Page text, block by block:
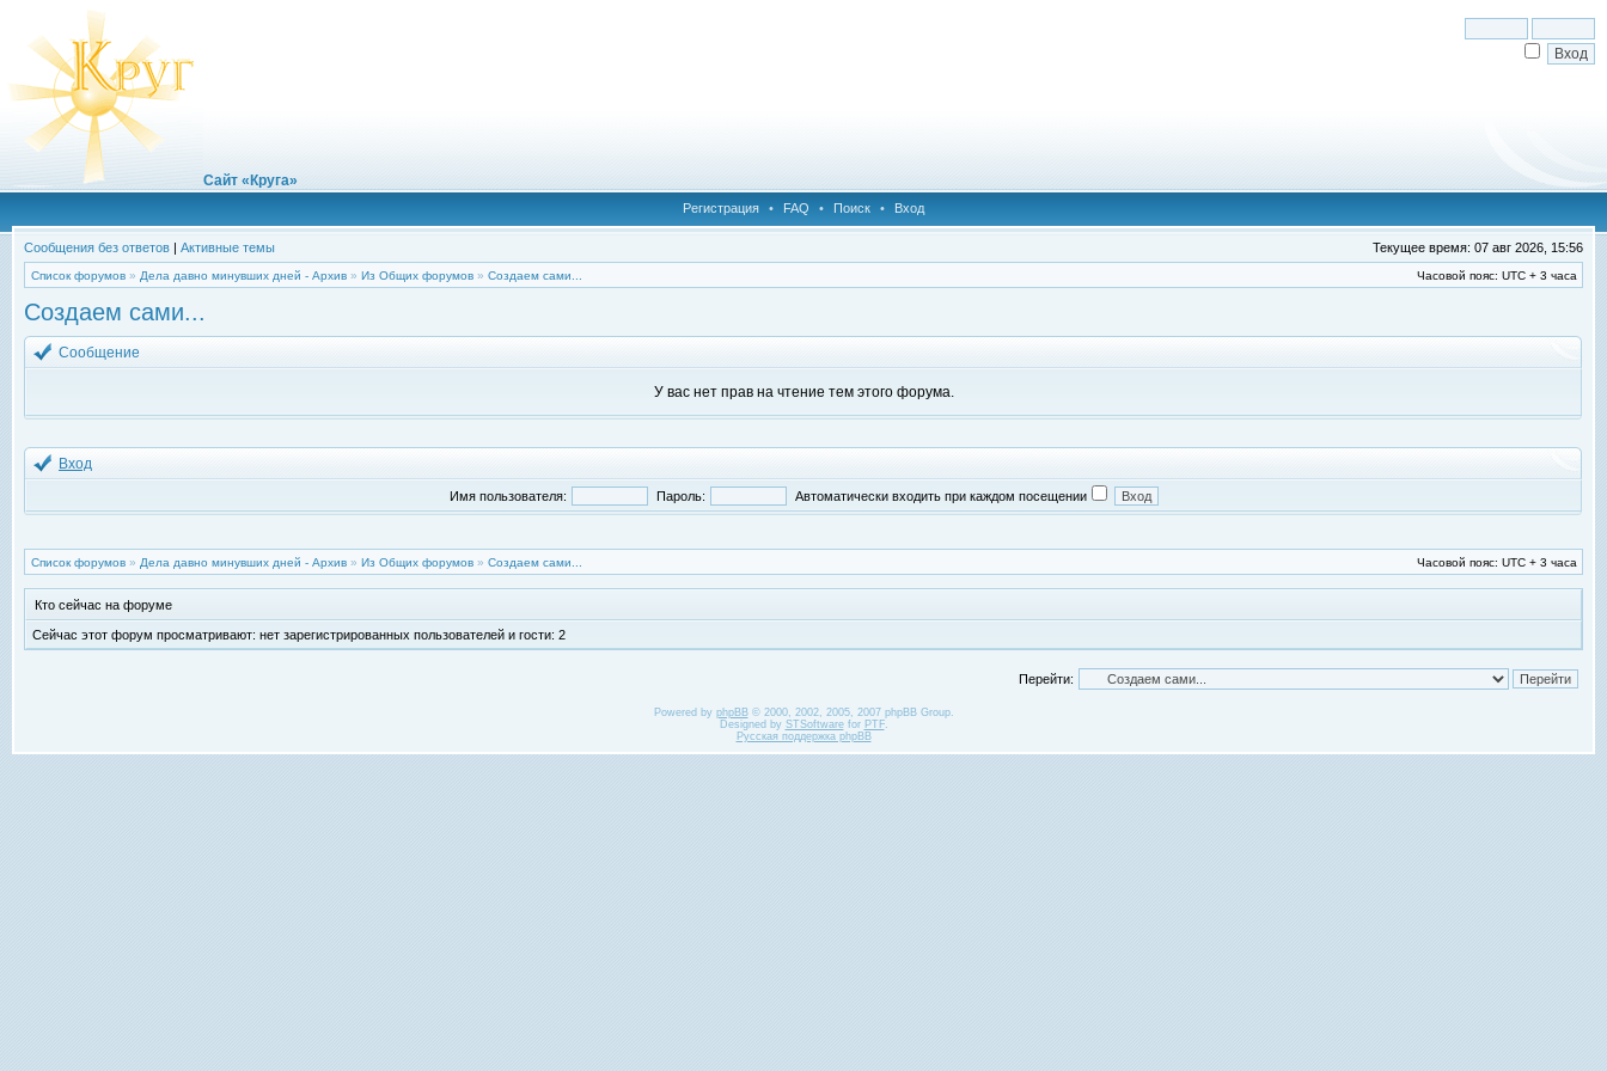
Сайт «Круга»
Регистрация • FAQ • Поиск • Вход
Сообщения без ответов | Активные темы Текущее время: 07 авг 2026, 15:56
Список форумов » Дела давно минувших дней - Архив » Из Общих форумов » Создаем сами... Часовой пояс: UTC + 3 часа
Создаем сами...
Сообщение
У вас нет прав на чтение тем этого форума.
Вход
Имя пользователя: Пароль: Автоматически входить при каждом посещении
Список форумов » Дела давно минувших дней - Архив » Из Общих форумов » Создаем сами... Часовой пояс: UTC + 3 часа
Кто сейчас на форуме
Сейчас этот форум просматривают: нет зарегистрированных пользователей и гости: 2
Перейти:
Powered by phpBB© 2000, 2002, 2005, 2007 phpBB Group.
Designed by STSoftwarefor PTF.
Русская поддержка phpBB